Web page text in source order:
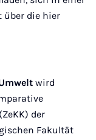
über die hier
wird
der
Fakultät